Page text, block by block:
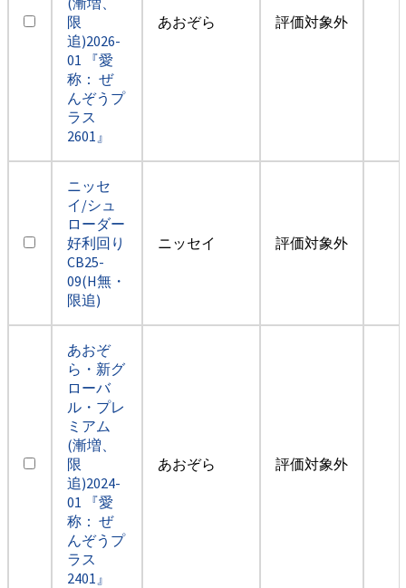
限
追)2026-
01 『愛
称： ぜ
んぞうプ
ラス
2601』
あおぞら 評価対象外
ニッセ
イ/シュ
ローダー
好利回り
CB25-
09(H無・
限追)
ニッセイ 評価対象外
あおぞ
ら・新グ
ローバ
ル・プレ
ミアム
(漸増、
限
追)2024-
01 『愛
称： ぜ
んぞうプ
ラス
2401』
あおぞら 評価対象外